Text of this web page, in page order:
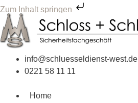
Zum Inhalt springen
Zum
Inhalt
springen
info@schluesseldienst-west.de
0221 58 11 11
Home